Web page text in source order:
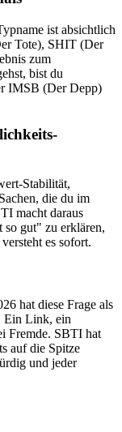
ist absichtlich
Tote), SHIT (Der
zum
bist du
IMSB (Der Depp)
Stabilität,
die du im
macht daraus
so gut" zu erklären,
es sofort.
hat diese Frage als
Ein Link, ein
Fremde. SBTI hat
auf die Spitze
und jeder